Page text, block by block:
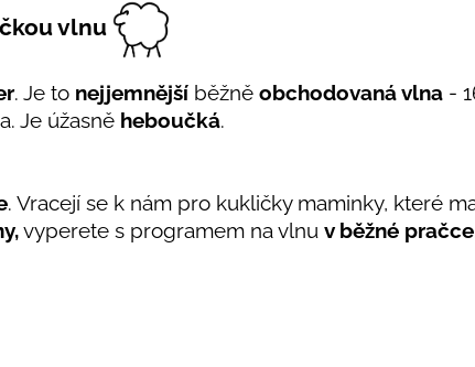
vlnu
. Je to nejjemnější běžně obchodovaná vlna -
Je úžasně heboučká.
. Vracejí se k nám pro kukličky maminky, které
vyperete s programem na vlnu v běžné pračce